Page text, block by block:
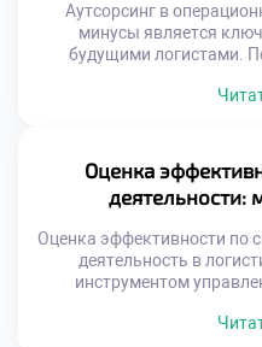
Аутсорсинг в
минусы является
будущими логистами.
стратегическое решение
оценивать
квалифицированного
компании активно
Оценка
деятельности:
Оценка эффективности по
деятельность в
инструментом
предприятии.